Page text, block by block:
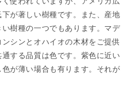
が著しい樹種です。また、産地
樹種の一つでもあります。マデ
シンとオハイオの木材をご提供
する品質は色です。紫色に近い
が薄い場合も有ります。それが